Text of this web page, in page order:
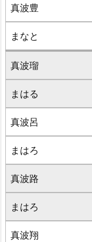
真波豊
まなと
真波瑠
まはる
真波呂
まはろ
真波路
まはろ
真波翔